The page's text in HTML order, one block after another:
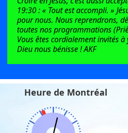
19:30 : « Tout est accompli. »
pour nous. Nous reprendrons,
toutes nos programmations
Vous êtes cordialement invités
Dieu nous bénisse ! AKF
Heure de Montréal